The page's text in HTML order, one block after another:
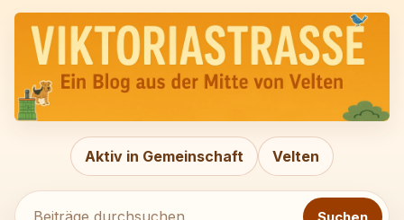
Zum
Inhalt
springen
Aktiv in Gemeinschaft Velten
Beiträge
durchsuchen